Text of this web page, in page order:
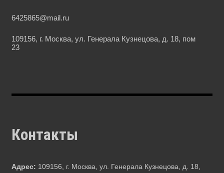
6425865@mail.ru
109156, г. Москва, ул. Генерала Кузнецова, д. 18, пом
23
Контакты
Адрес: 109156, г. Москва, ул. Генерала Кузнецова, д. 18,